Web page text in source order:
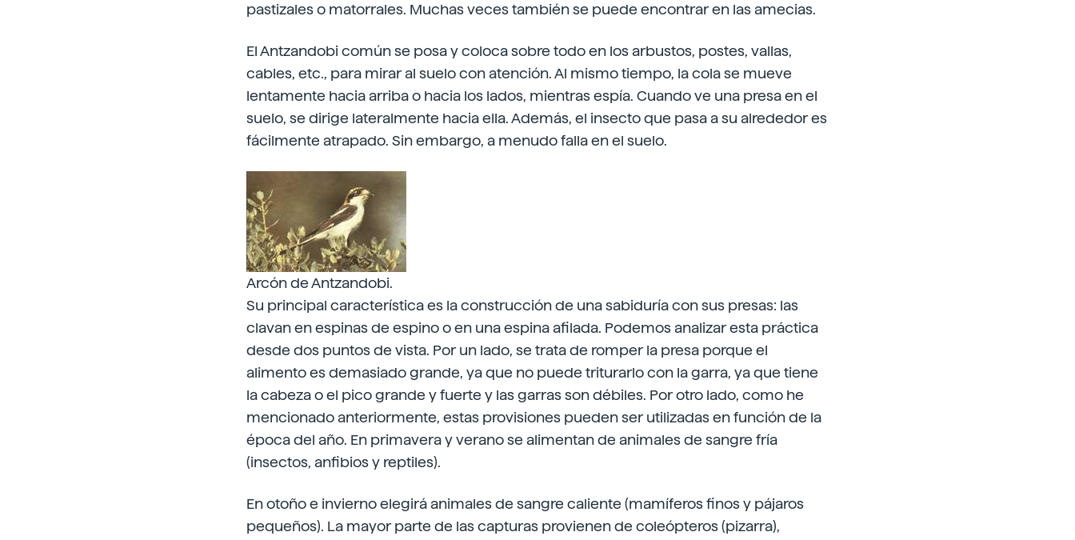
pastizales o matorrales. Muchas veces también se puede encontrar en las amecias.
El Antzandobi común se posa y coloca sobre todo en los arbustos, postes, vallas,
cables, etc., para mirar al suelo con atención. Al mismo tiempo, la cola se mueve
lentamente hacia arriba o hacia los lados, mientras espía. Cuando ve una presa en el
suelo, se dirige lateralmente hacia ella. Además, el insecto que pasa a su alrededor es
fácilmente atrapado. Sin embargo, a menudo falla en el suelo.
Arcón de Antzandobi.
Su principal característica es la construcción de una sabiduría con sus presas: las
clavan en espinas de espino o en una espina afilada. Podemos analizar esta práctica
desde dos puntos de vista. Por un lado, se trata de romper la presa porque el
alimento es demasiado grande, ya que no puede triturarlo con la garra, ya que tiene
la cabeza o el pico grande y fuerte y las garras son débiles. Por otro lado, como he
mencionado anteriormente, estas provisiones pueden ser utilizadas en función de la
época del año. En primavera y verano se alimentan de animales de sangre fría
(insectos, anfibios y reptiles).
En otoño e invierno elegirá animales de sangre caliente (mamíferos finos y pájaros
pequeños). La mayor parte de las capturas provienen de coleópteros (pizarra),